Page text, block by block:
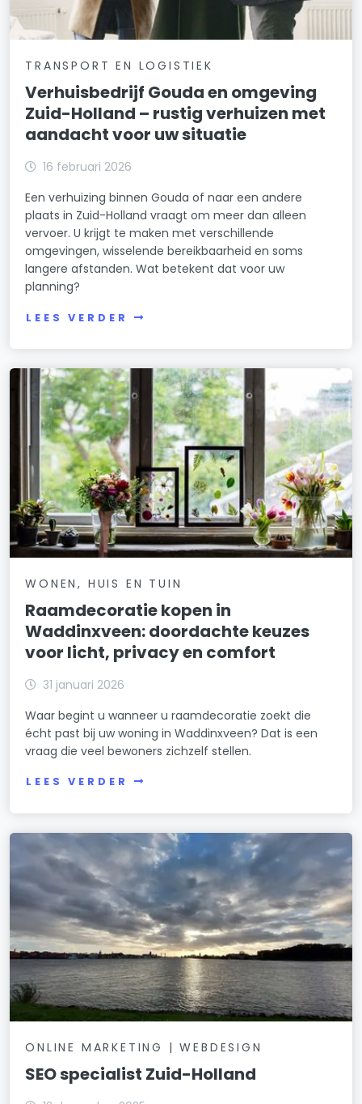
TRANSPORT EN LOGISTIEK
Verhuisbedrijf Gouda en omgeving
Zuid-Holland – rustig verhuizen met
aandacht voor uw situatie
16 februari 2026
Een verhuizing binnen Gouda of naar een andere
plaats in Zuid-Holland vraagt om meer dan alleen
vervoer. U krijgt te maken met verschillende
omgevingen, wisselende bereikbaarheid en soms
langere afstanden. Wat betekent dat voor uw
planning?
LEES VERDER
WONEN, HUIS EN TUIN
Raamdecoratie kopen in
Waddinxveen: doordachte keuzes
voor licht, privacy en comfort
31 januari 2026
Waar begint u wanneer u raamdecoratie zoekt die
écht past bij uw woning in Waddinxveen? Dat is een
vraag die veel bewoners zichzelf stellen.
LEES VERDER
ONLINE MARKETING | WEBDESIGN
SEO specialist Zuid-Holland